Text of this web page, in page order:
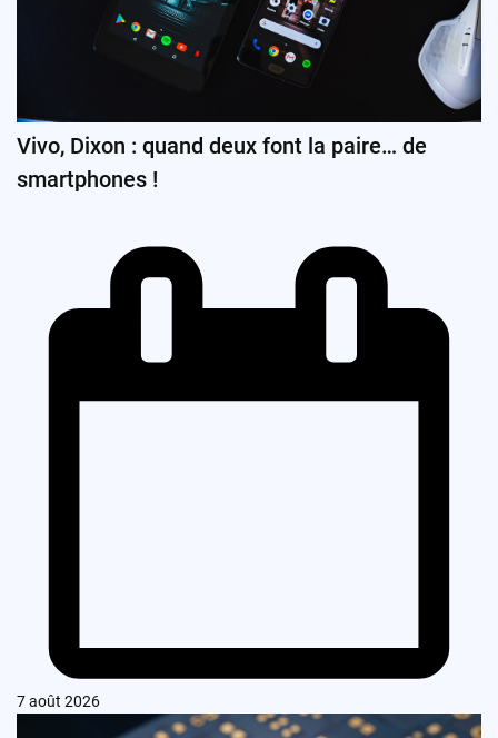
Vivo, Dixon : quand deux font la paire… de
smartphones !
7 août 2026